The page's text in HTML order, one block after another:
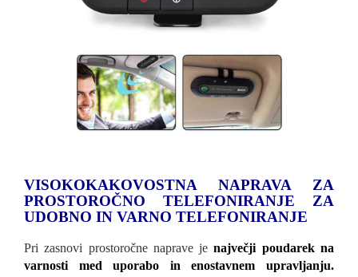
VISOKOKAKOVOSTNA NAPRAVA ZA
PROSTOROČNO TELEFONIRANJE ZA
UDOBNO IN VARNO TELEFONIRANJE
Pri zasnovi prostoročne naprave jenajvečji poudarek na
varnosti med uporabo in enostavnem upravljanju.